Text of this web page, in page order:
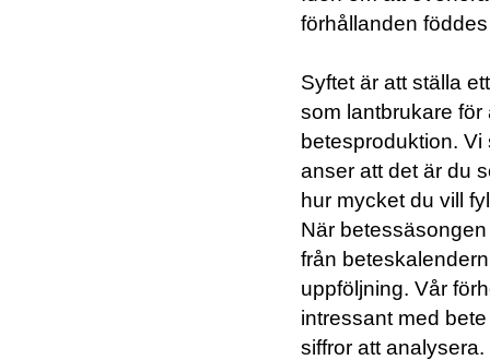
förhållanden
Syftet är att ställa
som lantbrukare
betesproduktion.
anser att det är du
hur mycket du vill
När
från
uppföljning. Vår
intressant med
siffror att analysera.